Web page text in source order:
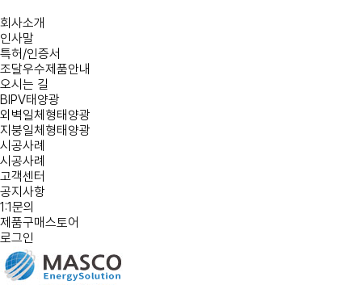
회사소개
인사말
특허/인증서
조달우수제품안내
오시는 길
BIPV태양광
외벽일체형태양광
지붕일체형태양광
시공사례
시공사례
고객센터
공지사항
1:1문의
제품구매스토어
로그인